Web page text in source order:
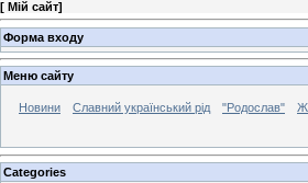
[ Мій сайт]
Форма входу
Меню сайту
Новини Славний український рід "Родослав"
Categories